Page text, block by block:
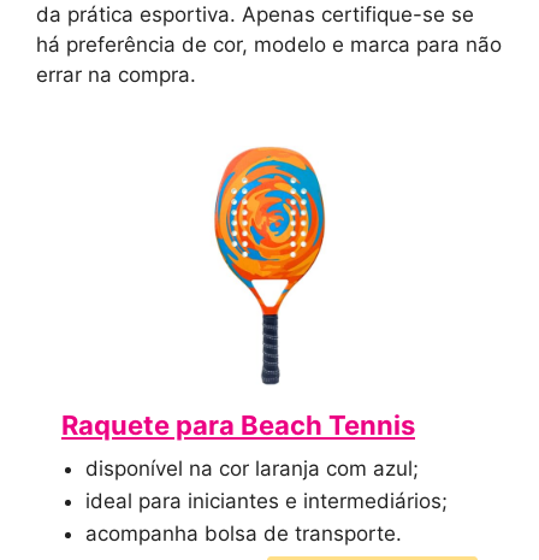
da prática esportiva. Apenas certifique-se se
há preferência de cor, modelo e marca para não
errar na compra.
Raquete para Beach Tennis
disponível na cor laranja com azul;
ideal para iniciantes e intermediários;
acompanha bolsa de transporte.